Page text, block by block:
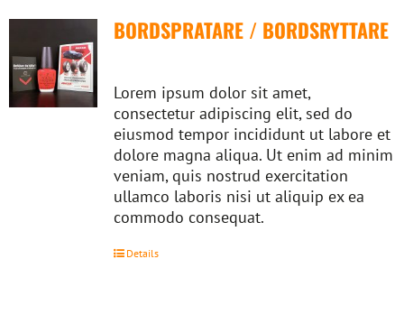
BORDSPRATARE / BORDSRYTTARE
Lorem ipsum dolor sit amet,
consectetur adipiscing elit, sed do
eiusmod tempor incididunt ut labore et
dolore magna aliqua. Ut enim ad minim
veniam, quis nostrud exercitation
ullamco laboris nisi ut aliquip ex ea
commodo consequat.
Details